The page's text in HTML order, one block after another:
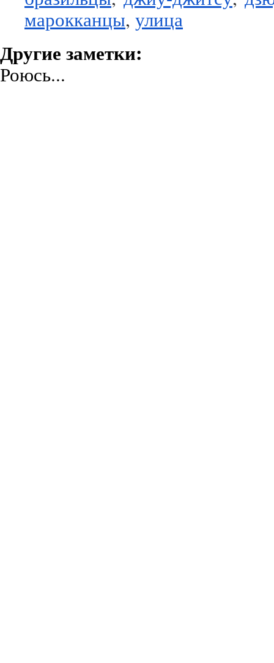
марокканцы, улица
Другие заметки:
Роюсь...